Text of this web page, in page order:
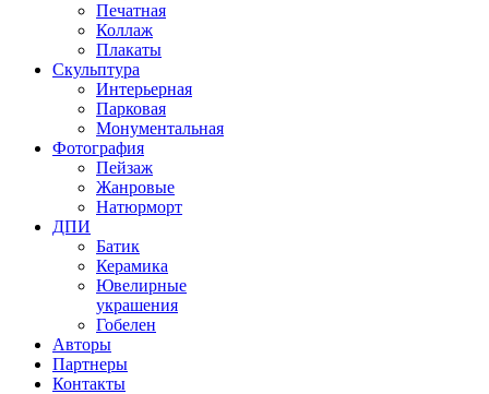
Печатная
Коллаж
Плакаты
Скульптура
Интерьерная
Парковая
Монументальная
Фотография
Пейзаж
Жанровые
Натюрморт
ДПИ
Батик
Керамика
Ювелирные
украшения
Гобелен
Авторы
Партнеры
Контакты